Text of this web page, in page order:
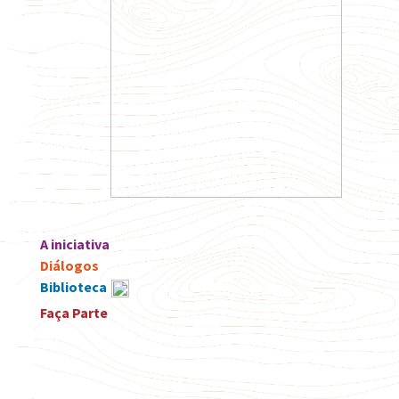
A iniciativa
Diálogos
Biblioteca
Faça Parte